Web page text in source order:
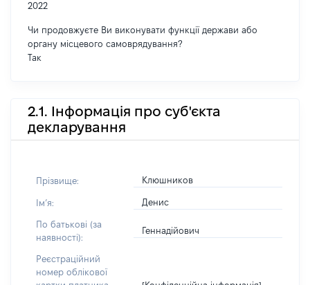
2022
Чи продовжуєте Ви виконувати функції держави або
органу місцевого самоврядування?
Так
2.1. Інформація про суб'єкта
декларування
Прізвище: Клюшников
Імʼя: Денис
По батькові (за
наявності):
Геннадійович
Реєстраційний
номер облікової